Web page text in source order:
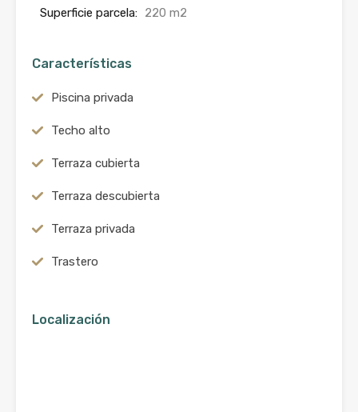
Superficie parcela: 220 m2
Características
Piscina privada
Techo alto
Terraza cubierta
Terraza descubierta
Terraza privada
Trastero
Localización